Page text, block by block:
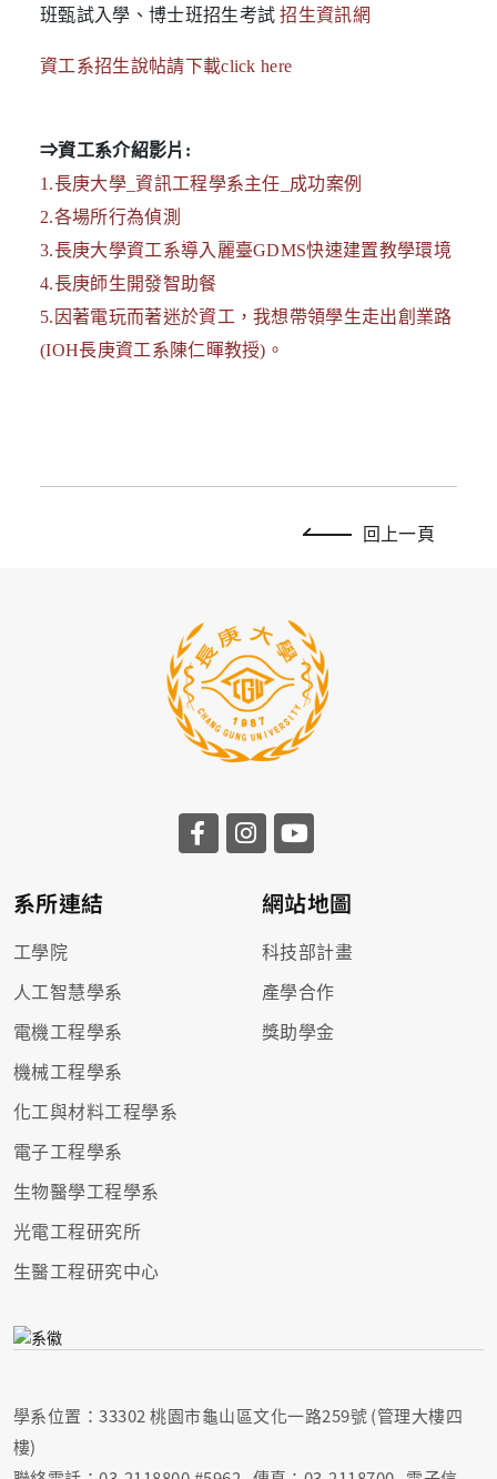
班甄試入學、博士班招生考試招生資訊網
資工系招生說帖請下載click here
⇒資工系介紹影片:
1.長庚大學_資訊工程學系主任_成功案例
2.各場所行為偵測
3.長庚大學資工系導入麗臺GDMS快速建置教學環境
4.長庚師生開發智助餐
5.因著電玩而著迷於資工，我想帶領學生走出創業路
(IOH長庚資工系陳仁暉教授)。
回上一頁
系所連結
工學院
人工智慧學系
電機工程學系
機械工程學系
化工與材料工程學系
電子工程學系
生物醫學工程學系
光電工程研究所
生醫工程研究中心
網站地圖
科技部計畫
產學合作
獎助學金
學系位置：33302 桃園市龜山區文化一路259號 (管理大樓四
樓)